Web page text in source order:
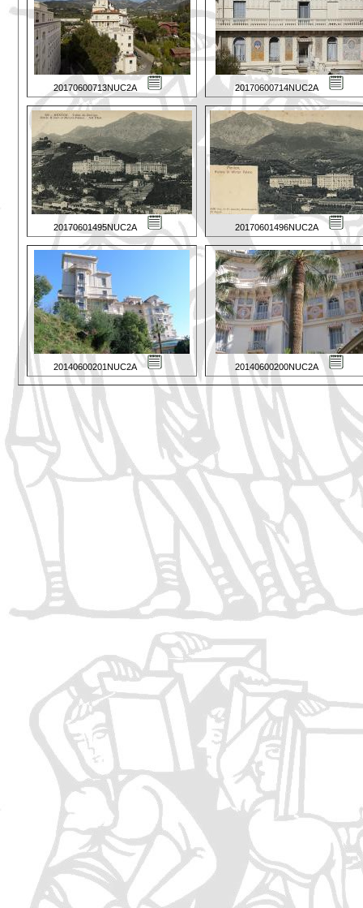
20170600713NUC2A 20170600714NUC2A
20170601495NUC2A 20170601496NUC2A
20140600201NUC2A 20140600200NUC2A